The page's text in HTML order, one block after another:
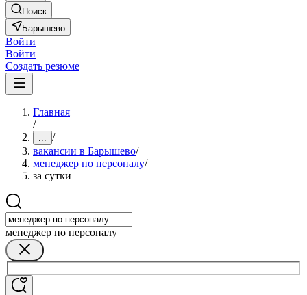
Поиск
Барышево
Войти
Войти
Создать резюме
Главная
/
... /
вакансии в Барышево/
менеджер по персоналу/
за сутки
менеджер по персоналу